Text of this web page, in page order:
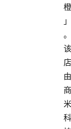
橙
」
。
该
店
由
商
米
科